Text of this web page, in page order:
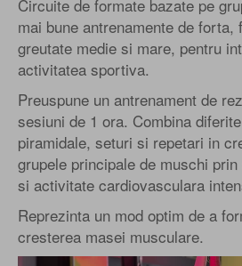
Circuite de formate bazate pe
mai bune antrenamente de
greutate medie si mare, pentru
activitatea sportiva.
Preuspune un antrenament de
sesiuni de 1 ora. Combina
piramidale, seturi si repetari in
grupele principale de muschi
si activitate cardiovasculara
Reprezinta un mod optim de a
cresterea masei musculare.